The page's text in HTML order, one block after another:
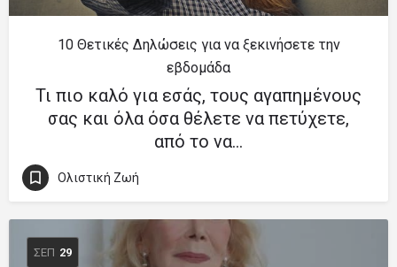
10 Θετικές Δηλώσεις για να ξεκινήσετε την
εβδομάδα
Τι πιο καλό για εσάς, τους αγαπημένους
σας και όλα όσα θέλετε να πετύχετε,
από το να…
Ολιστική Ζωή
ΣΕΠ 29